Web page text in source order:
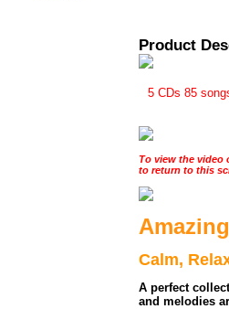
Product
5 CDs 85
To view the video
to return to this
Calm,
A perfect
and melodies